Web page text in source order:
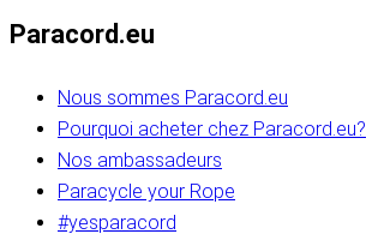
Paracord.eu
Nous sommes Paracord.eu
Pourquoi acheter chez Paracord.eu?
Nos ambassadeurs
Paracycle your Rope
#yesparacord